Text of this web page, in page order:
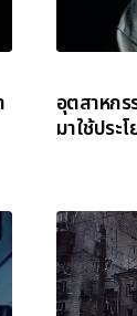
อุตสาหกร
มาใช้ประ